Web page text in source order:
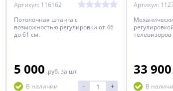
Артикул: 116162
Потолочная штанга с
возможностью регулировки от 46
до 61 см.
5 000 руб. за шт
В наличии
- +
Артикул:
33 900
В